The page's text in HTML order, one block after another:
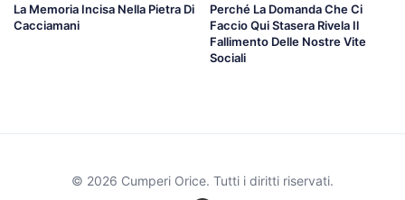
La Memoria Incisa Nella Pietra Di
Cacciamani
Perché La Domanda Che Ci
Faccio Qui Stasera Rivela Il
Fallimento Delle Nostre Vite
Sociali
© 2026 Cumperi Orice. Tutti i diritti riservati.